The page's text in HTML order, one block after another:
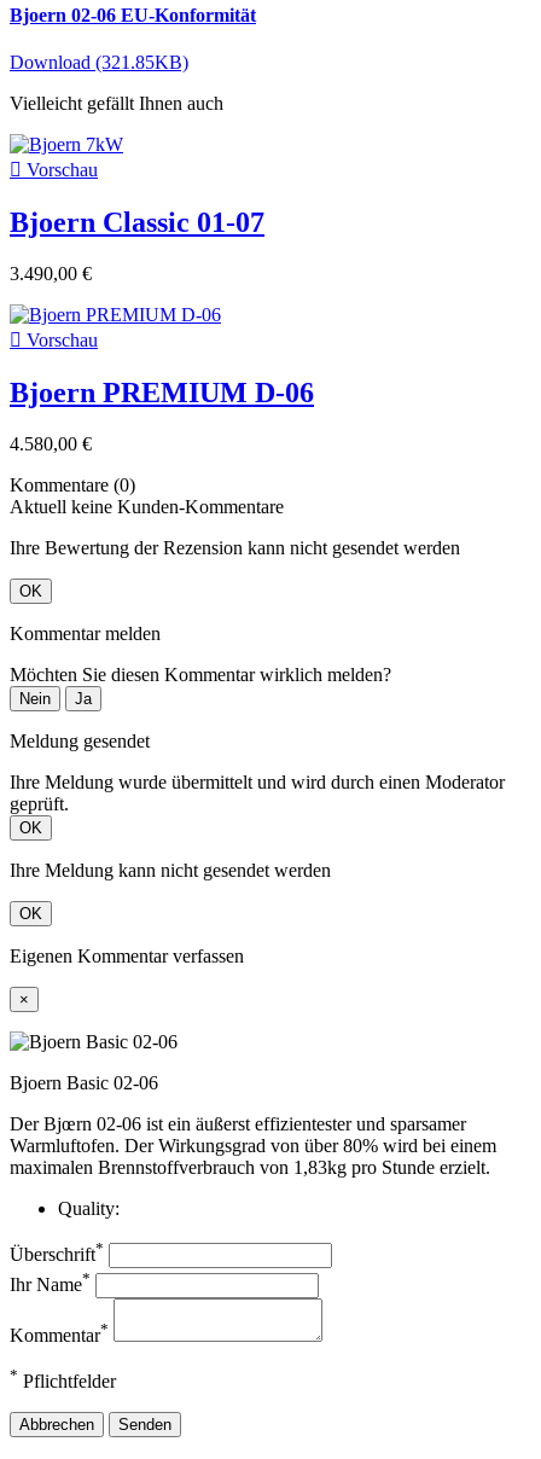
Bjoern 02-06 EU-Konformität
Download (321.85KB)
Vielleicht gefällt Ihnen auch
 Vorschau
Bjoern Classic 01-07
3.490,00 €
 Vorschau
Bjoern PREMIUM D-06
4.580,00 €
Kommentare (0)
Aktuell keine Kunden-Kommentare
Ihre Bewertung der Rezension kann nicht gesendet werden
OK
Kommentar melden
Möchten Sie diesen Kommentar wirklich melden?
Nein Ja
Meldung gesendet
Ihre Meldung wurde übermittelt und wird durch einen Moderator
geprüft.
OK
Ihre Meldung kann nicht gesendet werden
OK
Eigenen Kommentar verfassen
×
Bjoern Basic 02-06
Der Bjœrn 02-06 ist ein äußerst effizientester und sparsamer
Warmluftofen. Der Wirkungsgrad von über 80% wird bei einem
maximalen Brennstoffverbrauch von 1,83kg pro Stunde erzielt.
Quality:
Überschrift*
Ihr Name*
Kommentar*
* Pflichtfelder
Abbrechen Senden